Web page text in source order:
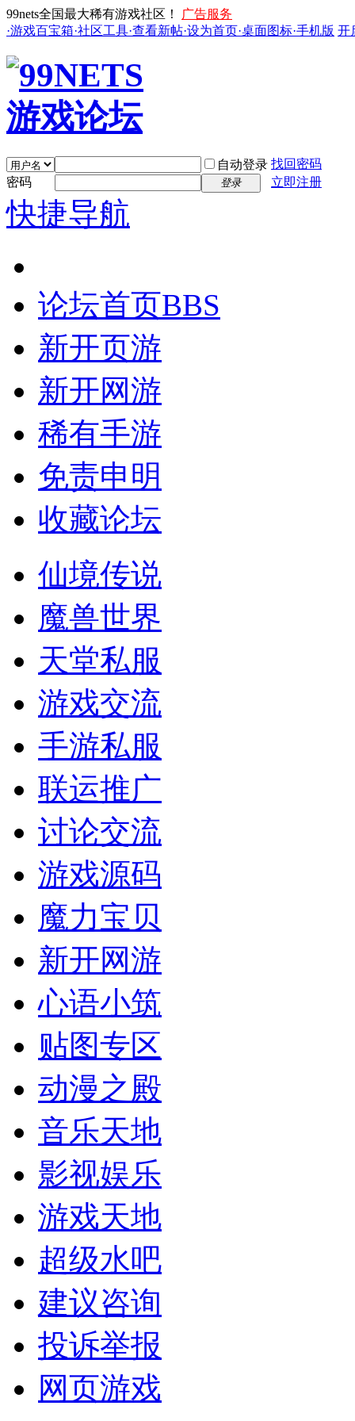
99nets全国最大稀有游戏社区！
广告服务
·游戏百宝箱·社区工具·查看新帖·设为首页·桌面图标·手机版 开
自动登录 找回密码
密码
登录 立即注册
快捷导航
论坛首页BBS
新开页游
新开网游
稀有手游
免责申明
收藏论坛
仙境传说
魔兽世界
天堂私服
游戏交流
手游私服
联运推广
讨论交流
游戏源码
魔力宝贝
新开网游
心语小筑
贴图专区
动漫之殿
音乐天地
影视娱乐
游戏天地
超级水吧
建议咨询
投诉举报
网页游戏